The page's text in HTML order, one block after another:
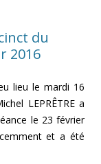
du
2016
lieu le mardi 16
LEPRÊTRE a
le 23 février
et a été